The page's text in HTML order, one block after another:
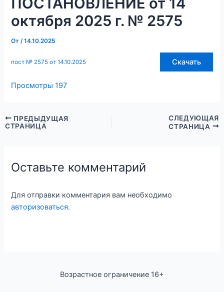
октября 2025 г. № 2575
От /14.10.2025
пост № 2575 от 14.10.2025 Скачать
Просмотры 197
ПРЕДЫДУЩАЯ
СТРАНИЦА
СЛЕДУЮЩАЯ
СТРАНИЦА
Оставьте комментарий
Для отправки комментария вам необходимо
авторизоваться.
Возрастное ограничение 16+